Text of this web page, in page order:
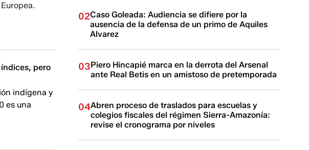
pero
indígena y
es una
02Caso Goleada: Audiencia se difiere por la
ausencia de la defensa de un primo de Aquiles
Alvarez
03Piero Hincapié marca en la derrota del Arsenal
ante Real Betis en un amistoso de pretemporada
04Abren proceso de traslados para escuelas y
colegios fiscales del régimen Sierra-Amazonía:
revise el cronograma por niveles